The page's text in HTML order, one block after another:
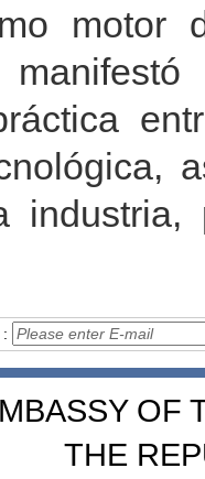
motor
industria,
OF
THE